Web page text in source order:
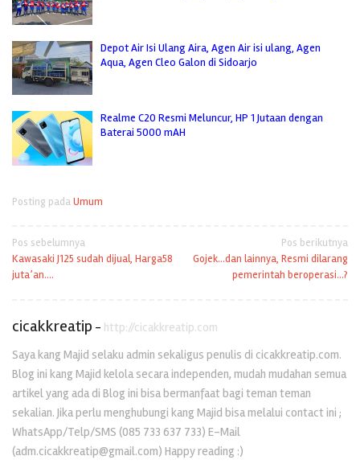
Depot Air Isi Ulang Aira, Agen Air isi ulang, Agen
Aqua, Agen Cleo Galon di Sidoarjo
Realme C20 Resmi Meluncur, HP 1 Jutaan dengan
Baterai 5000 mAH
Posting padaUmum
Navigasi
pos
Pos sebelumnya
Kawasaki J125 sudah dijual, Harga58
juta’an….
Pos berikutnya
Gojek…dan lainnya, Resmi dilarang
pemerintah beroperasi…?
cicakkreatip - http://cicakkreatip.com
Saya kang Majid selaku admin sekaligus penulis di cicakkreatip.com.
Blog ini kang Majid kelola secara independen, mudah mudahan semua
artikel yang ada di Blog ini bisa bermanfaat bagi teman teman
sekalian. Jika perlu menghubungi kang Majid bisa melalui contact ini ;
WhatsApp/Telp/SMS (085 733 637 733) E-Mail
(adm.cicakkreatip@gmail.com) Happy reading :)